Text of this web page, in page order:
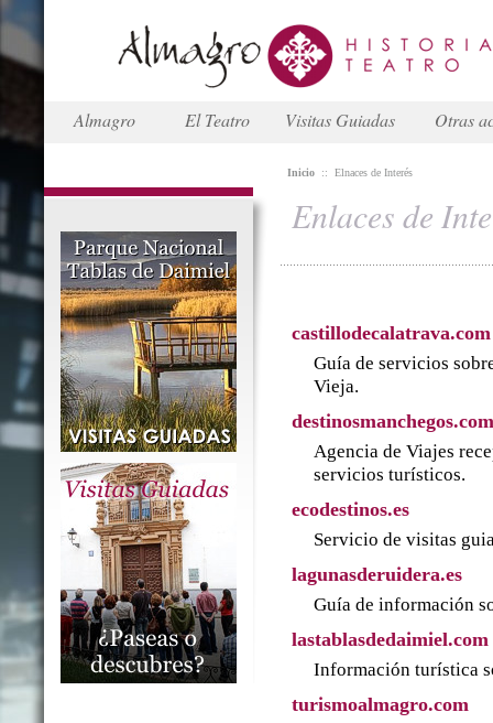
Almagro El Teatro Visitas Guiadas Otras
Inicio :: Elnaces de Interés
Enlaces de
castillodecalatrava.com
Guía de servicios
Vieja.
destinosmanchegos.com
Agencia de Viajes
servicios turísticos.
ecodestinos.es
Servicio de visitas
lagunasderuidera.es
Guía de información
lastablasdedaimiel.com
Información turística
turismoalmagro.com